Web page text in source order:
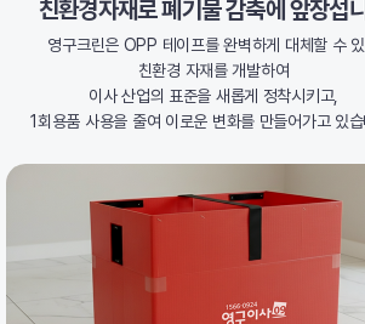
친환경자재로 폐기물 감축에 앞장섭
영구크린은 OPP 테이프를 완벽하게 대체할 수
친환경 자재를 개발하여
이사 산업의 표준을 새롭게 정착시키고,
1회용품 사용을 줄여 이로운 변화를 만들어가고 있